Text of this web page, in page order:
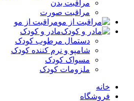
مراقبت بدن
مراقبت صورت
مراقبت از مو
مادر و کودک
دستمال مرطوب کودک
شامپو و نرم کننده کودک
مسواک کودک
ملزومات کودک
خانه
فروشگاه